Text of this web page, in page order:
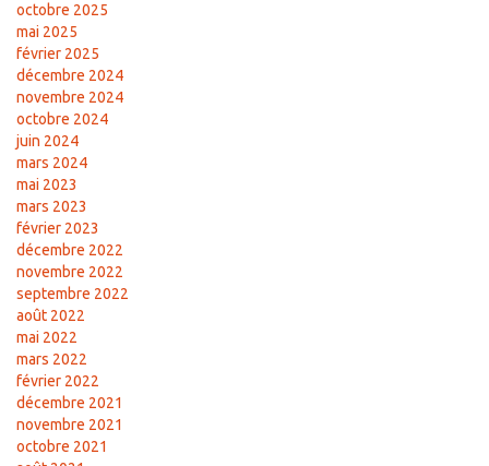
octobre 2025
mai 2025
février 2025
décembre 2024
novembre 2024
octobre 2024
juin 2024
mars 2024
mai 2023
mars 2023
février 2023
décembre 2022
novembre 2022
septembre 2022
août 2022
mai 2022
mars 2022
février 2022
décembre 2021
novembre 2021
octobre 2021